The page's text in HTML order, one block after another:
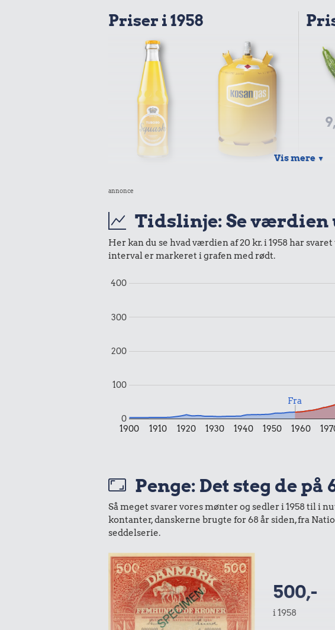
Priser i 1958
0,06 kr.
0,76 kr.
0,94 kr.
1 kg sukker
0,97 kr.
1 dåse suppe
Vis mere ▼
annonce
Tidslinje: Se værdien
Her kan du se hvad værdien af 20 kr. i 1958 har
interval er markeret i grafen med rødt.
1900 1910 1920 1930 1940 1950 1960
0
100
200
300
400
Fra
Penge: Det steg de på
Så meget svarer vores mønter og sedler i 1958 til i
kontanter, danskerne brugte for 68 år siden, fra
seddelserie.
500,-
i 1958